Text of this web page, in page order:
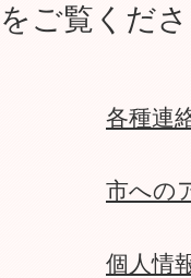
ご覧くだ
各種連
市への
個人情